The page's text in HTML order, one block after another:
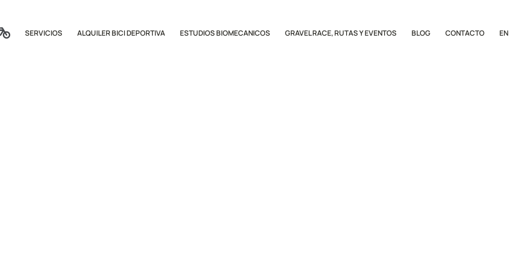
SERVICIOS ALQUILER BICI DEPORTIVA ESTUDIOS BIOMECANICOS GRAVEL RACE, RUTAS Y EVENTOS BLOG CONTACTO EN